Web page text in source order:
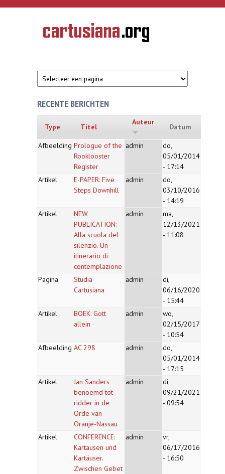
Overslaan en naar de inhoud gaan
CARTUSIANA
Geschiedenis
van de
RECENTE BERICHTEN
Type Titel
Auteur
Datum
Afbeelding Prologue of the
Rooklooster
Register
admin
do,
05/01/2014
- 17:14
Artikel
E-PAPER: Five
Steps Downhill
admin
do,
03/10/2016
- 14:19
Artikel
NEW
PUBLICATION:
Alla scuola del
silenzio. Un
itinerario di
contemplazione
admin
ma,
12/13/2021
- 11:08
Pagina
Studia
Cartusiana
admin
di,
06/16/2020
- 15:44
Artikel
BOEK: Gott
allein
admin
wo,
02/15/2017
- 10:54
Afbeelding AC 298 admin
do,
05/01/2014
- 17:15
Artikel
Jan Sanders
benoemd tot
ridder in de
Orde van
Oranje-Nassau
admin
di,
09/21/2021
- 09:54
Artikel
CONFERENCE:
Kartausen und
Kartäuser.
Zwischen Gebet
admin
vr,
06/17/2016
- 16:50